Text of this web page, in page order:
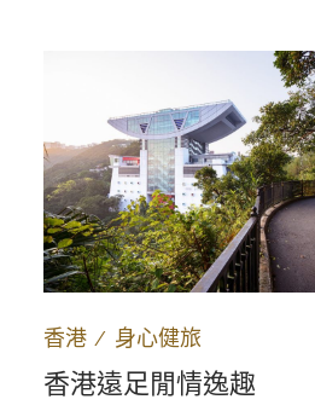
香港 ∕ 身心健旅
香港遠足閒情逸趣